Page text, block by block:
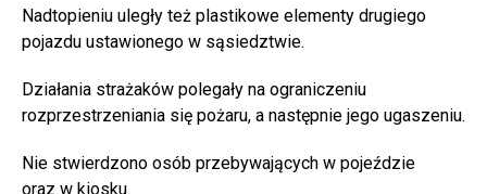
Nadtopieniu uległy też plastikowe elementy drugiego
pojazdu ustawionego w sąsiedztwie.
Działania strażaków polegały na ograniczeniu
rozprzestrzeniania się pożaru, a następnie jego ugaszeniu.
Nie stwierdzono osób przebywających w pojeździe
oraz w kiosku.